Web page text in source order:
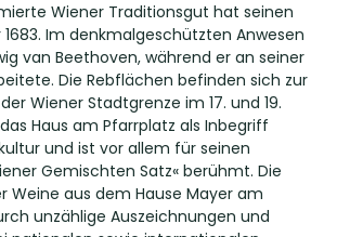
Wiener Traditionsgut hat seinen
Im denkmalgeschützten Anwesen
van Beethoven, während er an seiner
Die Rebflächen befinden sich zur
Wiener Stadtgrenze im 17. und 19.
Haus am Pfarrplatz als Inbegriff
und ist vor allem für seinen
Gemischten Satz« berühmt. Die
Weine aus dem Hause Mayer am
unzählige Auszeichnungen und